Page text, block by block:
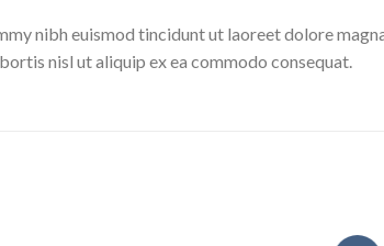
nibh euismod tincidunt ut laoreet dolore
nisl ut aliquip ex ea commodo consequat.